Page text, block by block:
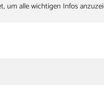
um alle wichtigen Infos